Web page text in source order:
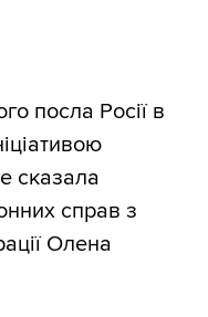
посла Росії в
сказала
справ з
Олена